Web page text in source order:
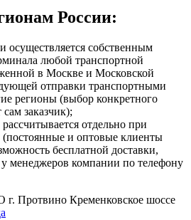
России:
осуществляется собственным
любой транспортной
в Москве и Московской
отправки транспортными
регионы (выбор конкретного
сам заказчик);
отдельно при
(постоянные и оптовые клиенты
бесплатной доставки,
у менеджеров компании по телефону
г. Протвино Кременковское шоссе